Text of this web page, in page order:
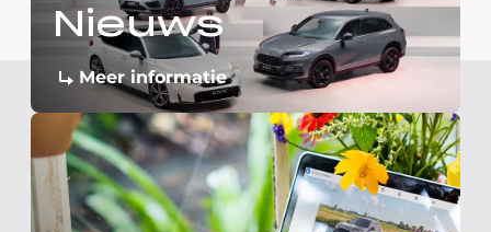
Nieuws
Meer informatie